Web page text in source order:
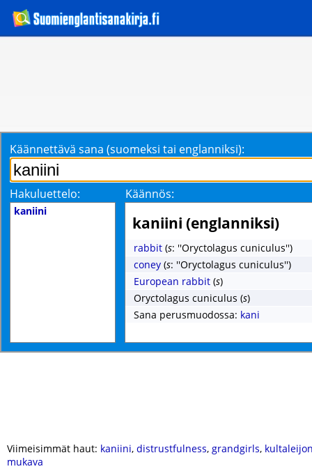
Käännettävä sana (suomeksi tai englanniksi):
Hakuluettelo: Käännös:
kaniini
kaniini (englanniksi)
rabbit (s: ''Oryctolagus cuniculus'')
coney (s: ''Oryctolagus cuniculus'')
European rabbit (s)
Oryctolagus cuniculus (s)
Sana perusmuodossa: kani
Viimeisimmät haut: kaniini, distrustfulness, grandgirls,
mukava